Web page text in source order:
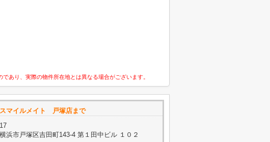
あり、実際の物件所在地とは異なる場合がございます。
マイルメイト 戸塚店まで
浜市戸塚区吉田町143-4 第１田中ビル １０２